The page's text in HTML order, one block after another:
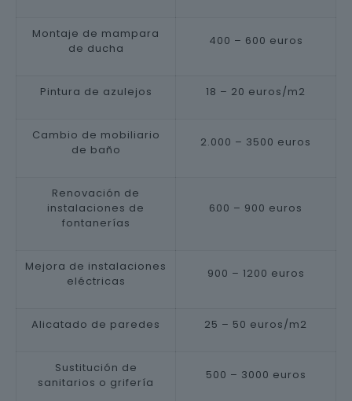
Montaje de mampara
de ducha
400 – 600 euros
Pintura de azulejos 18 – 20 euros/m2
Cambio de mobiliario
de baño
2.000 – 3500 euros
Renovación de
instalaciones de
fontanerías
600 – 900 euros
Mejora de instalaciones
eléctricas
900 – 1200 euros
Alicatado de paredes 25 – 50 euros/m2
Sustitución de
sanitarios o grifería
500 – 3000 euros